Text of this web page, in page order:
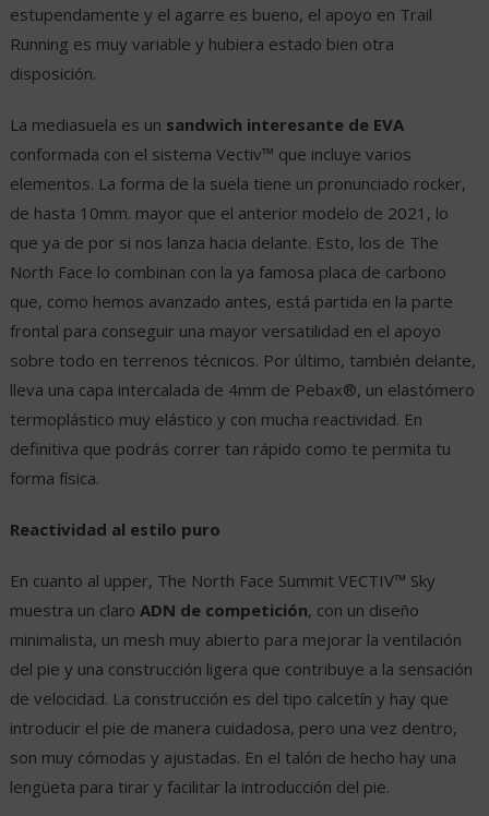
estupendamente y el agarre es bueno, el apoyo en Trail
Running es muy variable y hubiera estado bien otra
disposición.
La mediasuela es un sandwich interesante de EVA
conformada con el sistema Vectiv™ que incluye varios
elementos. La forma de la suela tiene un pronunciado rocker,
de hasta 10mm. mayor que el anterior modelo de 2021, lo
que ya de por si nos lanza hacia delante. Esto, los de The
North Face lo combinan con la ya famosa placa de carbono
que, como hemos avanzado antes, está partida en la parte
frontal para conseguir una mayor versatilidad en el apoyo
sobre todo en terrenos técnicos. Por último, también delante,
lleva una capa intercalada de 4mm de Pebax®, un elastómero
termoplástico muy elástico y con mucha reactividad. En
definitiva que podrás correr tan rápido como te permita tu
forma física.
Reactividad al estilo puro
En cuanto al upper, The North Face Summit VECTIV™ Sky
muestra un claro ADN de competición, con un diseño
minimalista, un mesh muy abierto para mejorar la ventilación
del pie y una construcción ligera que contribuye a la sensación
de velocidad. La construcción es del tipo calcetín y hay que
introducir el pie de manera cuidadosa, pero una vez dentro,
son muy cómodas y ajustadas. En el talón de hecho hay una
lengüeta para tirar y facilitar la introducción del pie.